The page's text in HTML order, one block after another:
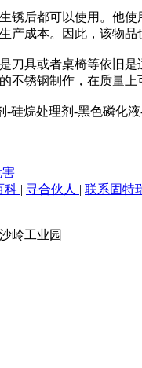
锈后都可以使用。他
成本。因此，该物品
具或者桌椅等依旧
锈钢制作，在质量
硅烷处理剂-黑色磷化
害
科 | 寻合伙人 | 联系固特
岭工业园